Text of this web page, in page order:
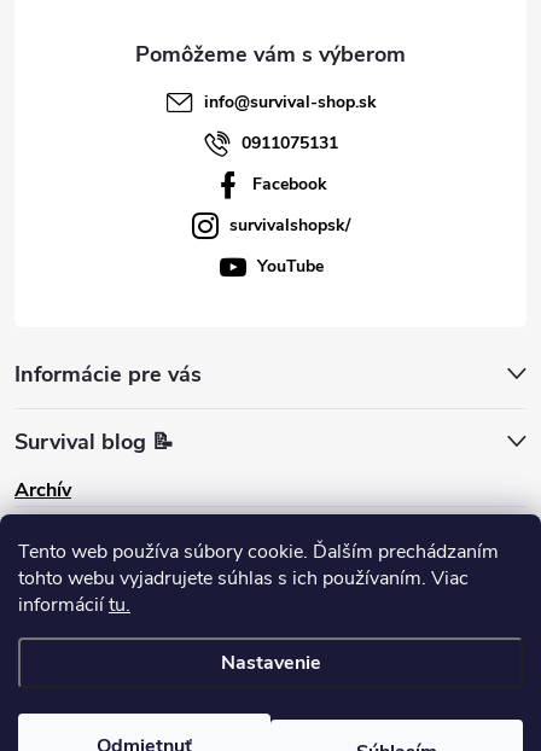
Tento web používa súbory cookie. Ďalším prechádzaním
tohto webu vyjadrujete súhlas s ich používaním. Viac
informáciítu.
Nastavenie
info@survival-shop.sk
0911075131
Facebook
survivalshopsk/
YouTube
Informácie pre vás
Survival blog 📝
Archív
Pinterest
survival-shop. Všetky práva vyhradené.